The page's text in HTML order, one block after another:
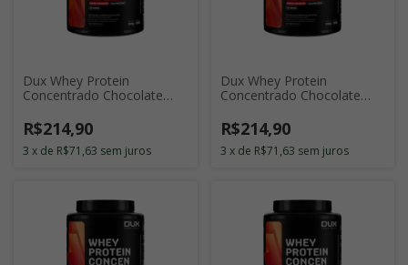
Dux Whey Protein
Concentrado Chocolate
R$214,90
3 x de R$71,63 sem juros
Dux Whey Protein
Concentrado Chocolate
R$214,90
3 x de R$71,63 sem juros